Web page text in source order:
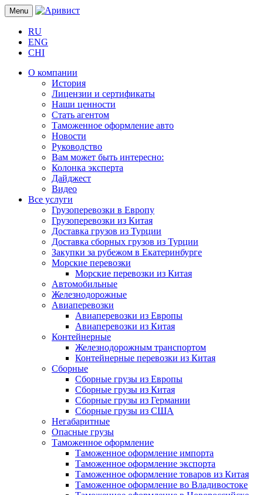
Menu
RU
ENG
CHI
О компании
История
Лицензии и сертификаты
Наши ценности
Стать агентом
Таможенное оформление авто
Новости
Руководство
Вам может быть интересно:
Колонка эксперта
Дайджест
Видео
Все услуги
Грузоперевозки в Европу
Грузоперевозки из Китая
Доставка грузов из Турции
Доставка сборных грузов из Турции
Закупки за рубежом в Екатеринбурге
Морские перевозки
Морские перевозки из Китая
Автомобильные
Железнодорожные
Авиаперевозки
Авиаперевозки из Европы
Авиаперевозки из Китая
Контейнерные
Железнодорожным транспортом
Контейнерные перевозки из Китая
Сборные
Сборные грузы из Европы
Сборные грузы из Китая
Сборные грузы из Германии
Сборные грузы из США
Негабаритные
Опасные грузы
Таможенное оформление
Таможенное оформление импорта
Таможенное оформление экспорта
Таможенное оформление товаров из Китая
Таможенное оформление во Владивостоке